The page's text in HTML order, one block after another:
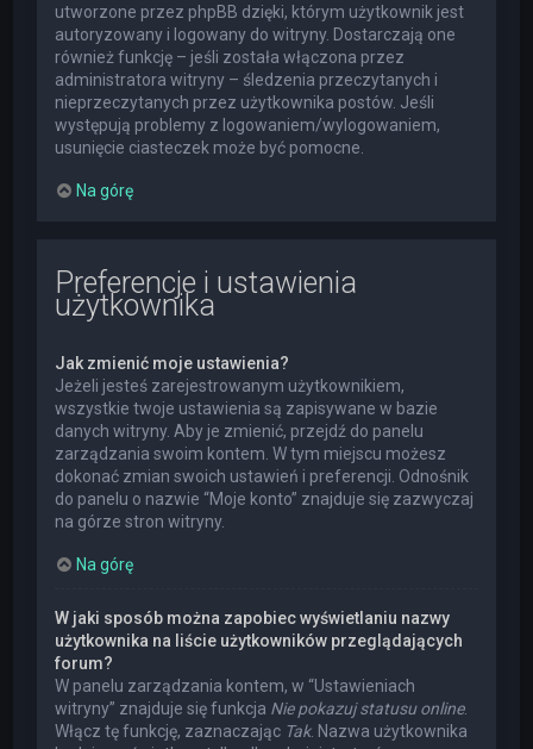
utworzone przez phpBB dzięki, którym użytkownik jest
autoryzowany i logowany do witryny. Dostarczają one
również funkcję – jeśli została włączona przez
administratora witryny – śledzenia przeczytanych i
nieprzeczytanych przez użytkownika postów. Jeśli
występują problemy z logowaniem/wylogowaniem,
usunięcie ciasteczek może być pomocne.
Na górę
Preferencje i ustawienia
użytkownika
Jak zmienić moje ustawienia?
Jeżeli jesteś zarejestrowanym użytkownikiem,
wszystkie twoje ustawienia są zapisywane w bazie
danych witryny. Aby je zmienić, przejdź do panelu
zarządzania swoim kontem. W tym miejscu możesz
dokonać zmian swoich ustawień i preferencji. Odnośnik
do panelu o nazwie “Moje konto” znajduje się zazwyczaj
na górze stron witryny.
Na górę
W jaki sposób można zapobiec wyświetlaniu nazwy
użytkownika na liście użytkowników przeglądających
forum?
W panelu zarządzania kontem, w “Ustawieniach
witryny” znajduje się funkcja Nie pokazuj statusu online.
Włącz tę funkcję, zaznaczając Tak. Nazwa użytkownika